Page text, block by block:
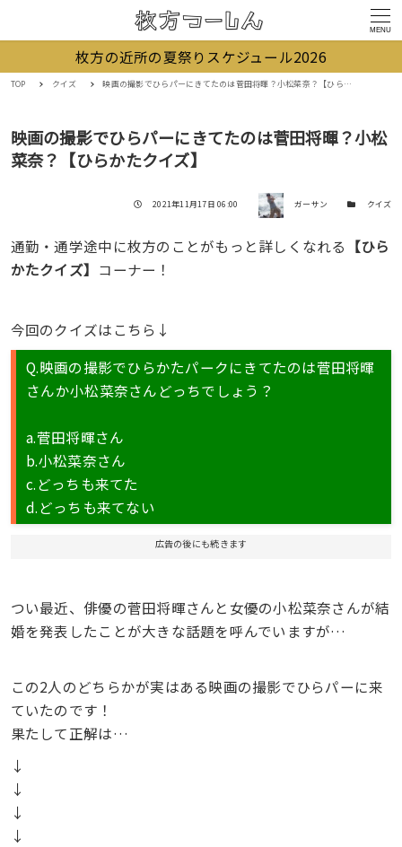
MENU
枚方の近所の夏祭りスケジュール2026
TOP クイズ 映画の撮影でひらパーにきてたのは菅田将暉？小松菜奈？【ひらかたクイズ】
映画の撮影でひらパーにきてたのは菅田将暉？小松
菜奈？【ひらかたクイズ】
投稿日
2021年11月17日 06:00 著者 ガーサン カテゴリー
クイズ
通勤・通学途中に枚方のことがもっと詳しくなれる 【ひら
かたクイズ】 コーナー！
今回のクイズはこちら↓
Q.映画の撮影でひらかたパークにきてたのは菅田将暉
さんか小松菜奈さんどっちでしょう？
a.菅田将暉さん
b.小松菜奈さん
c.どっちも来てた
d.どっちも来てない
広告の後にも続きます
つい最近、俳優の菅田将暉さんと女優の小松菜奈さんが結
婚を発表したことが大きな話題を呼んでいますが…
この2人のどちらかが実はある映画の撮影でひらパーに来
ていたのです！
果たして正解は…
↓
↓
↓
↓